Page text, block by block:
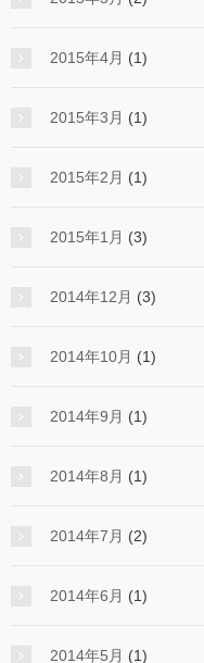
2015年4月 (1)
2015年3月 (1)
2015年2月 (1)
2015年1月 (3)
2014年12月 (3)
2014年10月 (1)
2014年9月 (1)
2014年8月 (1)
2014年7月 (2)
2014年6月 (1)
2014年5月 (1)